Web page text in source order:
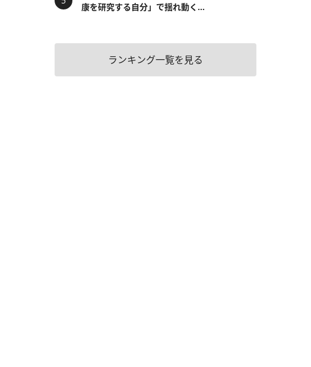
康を研究する自分」で揺れ動く...
ランキング一覧を見る